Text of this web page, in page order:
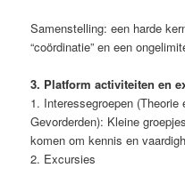
Samenstelling: een harde
“coördinatie” en een
3. Platform activiteiten en
1. Interessegroepen
Gevorderden): Kleine
komen om kennis en
2. Excursies